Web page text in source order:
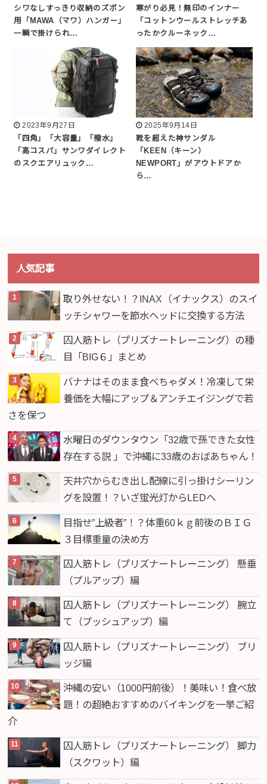
シワなしすっきり収納のズボン
用「MAWA（マワ）ハンガー」
一瞬で掛けられ…
寒がり必見！無印のインナー
「コットンウールストレッチあ
ったかクルーネック…
2023年9月27日
「四角」「大容量」「撥水」
「高コスパ」サンワダイレクト
のスクエアリュック…
2025年9月14日
靴を超えた神サンダル
「KEEN（キーン）
NEWPORT」がアウトドアか
ら…
人気記事
取り外せない！？INAX（イナックス）のスイ
ッチシャワーを節水ヘッドに交換する方法
囚人筋トレ（プリズナートレーニング）の種
目「BIG６」まとめ
バナナはそのまま食べちゃダメ！冷凍して栄
養価を大幅にアップ＆アンチエイジングで若
さを保つ
水曜日のダウンタウン「32歳で孫できた女性
存在する説 」で沖縄に33歳のおばあちゃん！
天井穴からむき出し配線に引っ掛けシーリン
グを設置！？いざ蛍光灯からLEDへ
目指せ”上級者”！？体重60ｋｇ前後のＢＩＧ
３目標重量の決め方
囚人筋トレ（プリズナートレーニング） 懸垂
（プルアップ）編
囚人筋トレ（プリズナートレーニング） 腕立
て（プッシュアップ）編
囚人筋トレ（プリズナートレーニング） ブリ
ッジ編
沖縄の安い（1000円前後）！美味い！食べ放
題！の超絶おすすめのバイキングを一挙ご紹
介
囚人筋トレ（プリズナートレーニング） 脚力
（スクワット）編